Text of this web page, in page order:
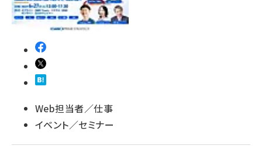
Web担当者／仕事
イベント／セミナー